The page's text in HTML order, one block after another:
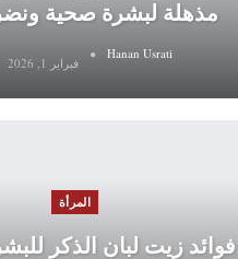
مذهلة لبشرة صحية ونضرة
Hanan Usrati
فبراير 1, 2026
المرأة
فوائد زيت لبان الذكر